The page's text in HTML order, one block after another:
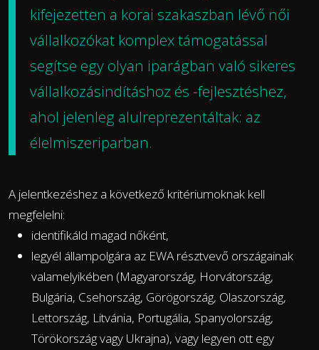
kifejezetten a korai szakaszban lévő női
vállalkozókat komplex támogatással
segítse egy olyan iparágban való sikeres
vállalkozásindításhoz és -fejlesztéshez,
ahol jelenleg alulreprezentáltak: az
élelmiszeriparban.
A jelentkezéshez a következő kritériumoknak kell
megfelelni:
identifikáld magad nőként,
legyél állampolgára az EWA résztvevő országainak
valamelyikében (Magyarország, Horvátország,
Bulgária, Csehország, Görögország, Olaszország,
Lettország, Litvánia, Portugália, Spanyolország,
Törökország vagy Ukrajna), vagy legyen ott egy